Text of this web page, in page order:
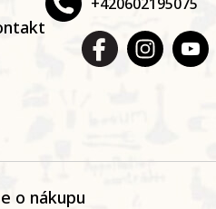
o nákupu